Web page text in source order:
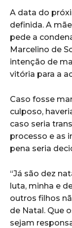
A data do
definida. A
pede a
Marcelino de
intenção de
vitória para a
Caso fosse
culposo,
caso seria
processo e as
pena seria
“Já são dez
luta, minha e
outros filhos
de Natal. Que
sejam